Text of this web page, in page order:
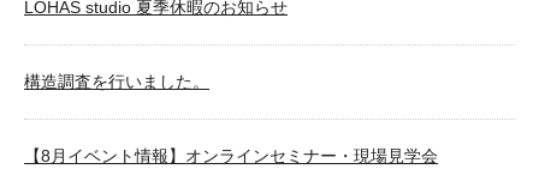
LOHAS studio 夏季休暇のお知らせ
構造調査を行いました。
【8月イベント情報】オンラインセミナー・現場見学会